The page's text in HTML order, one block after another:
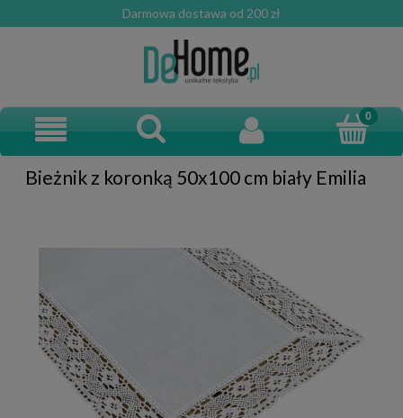
Darmowa dostawa od 200 zł
Bieżnik z koronką 50x100 cm biały Emilia